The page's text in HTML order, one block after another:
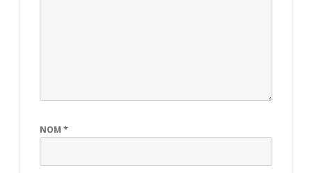
NOM *